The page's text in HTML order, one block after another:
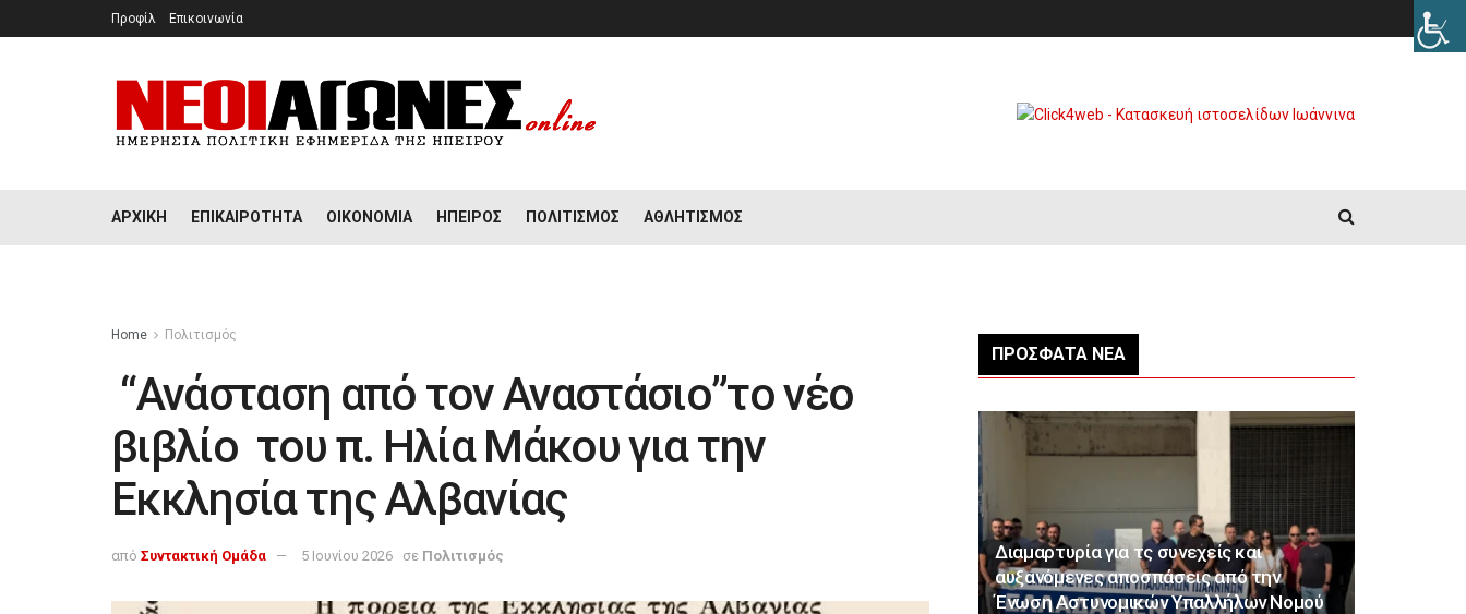
Προφίλ Επικοινωνία
ΑΡΧΙΚΉ ΕΠΙΚΑΙΡΌΤΗΤΑ ΟΙΚΟΝΟΜΊΑ ΉΠΕΙΡΟΣ ΠΟΛΙΤΙΣΜΌΣ ΑΘΛΗΤΙΣΜΌΣ
Home Πολιτισμός
“Ανάσταση από τον Αναστάσιο”το νέο
βιβλίο του π. Ηλία Μάκου για την
Εκκλησία της Αλβανίας
από Συντακτική Ομάδα 5 Ιουνίου 2026 σε Πολιτισμός
ΠΡΌΣΦΑΤΑ ΝΈΑ
Διαμαρτυρία για τς συνεχείς και
αυξανόμενες αποσπάσεις από την
Ένωση Αστυνομικών Υπαλλήλων Νομού